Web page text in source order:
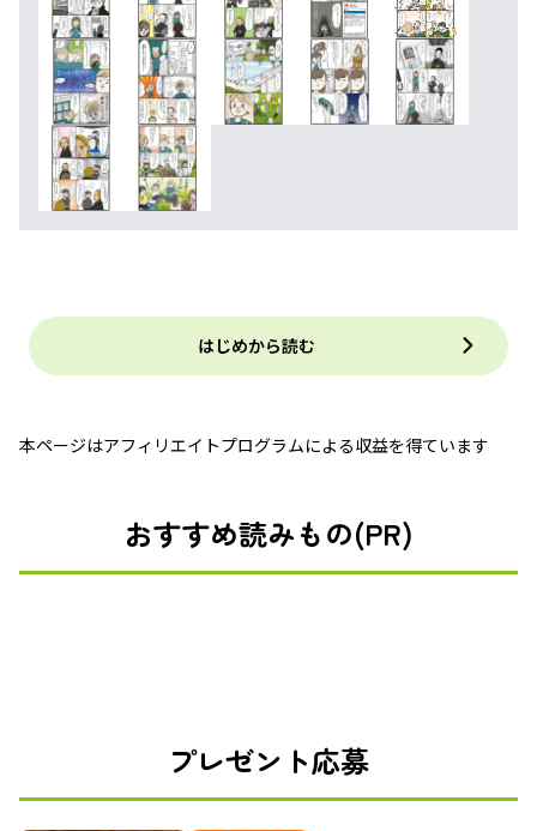
はじめから読む
本ページはアフィリエイトプログラムによる収益を得ています
おすすめ読みもの(PR)
プレゼント応募